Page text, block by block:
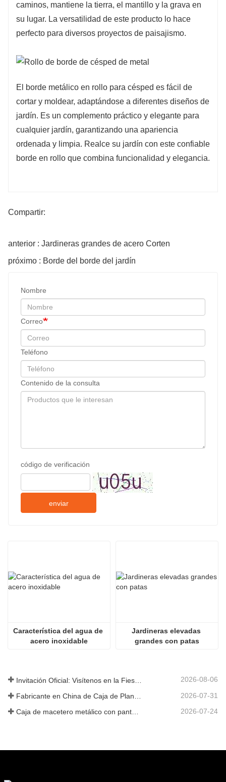
caminos, mantiene la tierra, el mantillo y la grava en
su lugar. La versatilidad de este producto lo hace
perfecto para diversos proyectos de paisajismo.
El borde metálico en rollo para césped es fácil de
cortar y moldear, adaptándose a diferentes diseños de
jardín. Es un complemento práctico y elegante para
cualquier jardín, garantizando una apariencia
ordenada y limpia. Realce su jardín con este confiable
borde en rollo que combina funcionalidad y elegancia.
Compartir:
anterior : Jardineras grandes de acero Corten
próximo : Borde del borde del jardín
Nombre
Correo
Teléfono
Contenido de la consulta
código de verificación
enviar
Característica del agua de
acero inoxidable
Jardineras elevadas
grandes con patas
2026-08-06
2026-07-31
2026-07-24